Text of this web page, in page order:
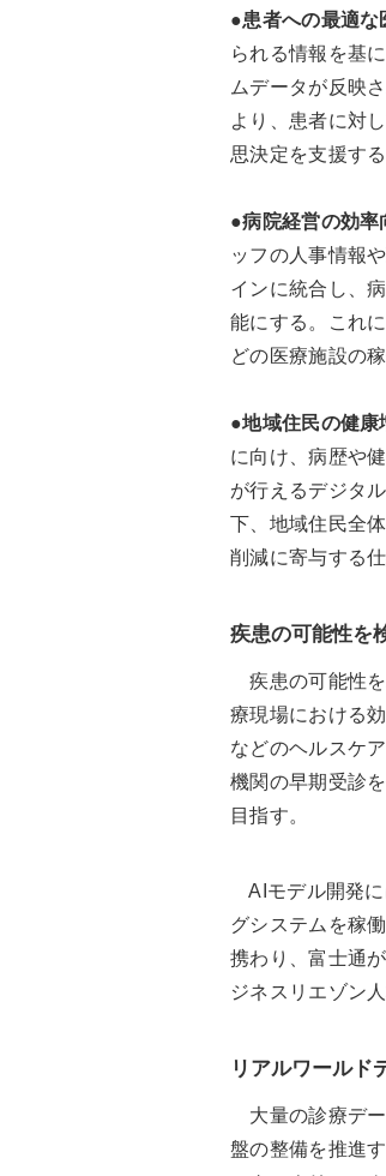
●患者への最適な
られる情報を基
ムデータが反映
より、患者に対
思決定を支援する
●病院経営の効率
ッフの人事情報
インに統合し、
能にする。これ
どの医療施設の
●地域住民の健康
に向け、病歴や
が行えるデジタ
下、地域住民全
削減に寄与する
疾患の可能性を
疾患の可能性を
療現場における
などのヘルスケ
機関の早期受診
目指す。
AIモデル開発に
グシステムを稼
携わり、富士通
ジネスリエゾン
リアルワールド
大量の診療デー
盤の整備を推進